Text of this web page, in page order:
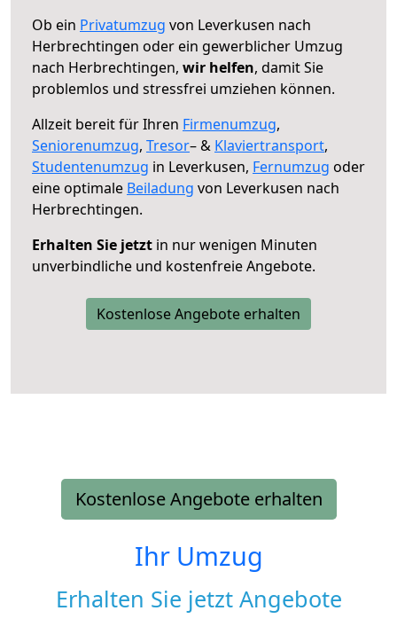
Ob ein Privatumzug von Leverkusen nach
Herbrechtingen oder ein gewerblicher Umzug
nach Herbrechtingen, wir helfen, damit Sie
problemlos und stressfrei umziehen können.
Allzeit bereit für Ihren Firmenumzug,
Seniorenumzug, Tresor– & Klaviertransport,
Studentenumzug in Leverkusen, Fernumzug oder
eine optimale Beiladung von Leverkusen nach
Herbrechtingen.
Erhalten Sie jetzt in nur wenigen Minuten
unverbindliche und kostenfreie Angebote.
Kostenlose Angebote erhalten
Kostenlose Angebote erhalten
Ihr Umzug
Erhalten Sie jetzt Angebote